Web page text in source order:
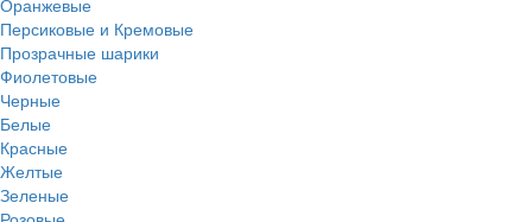
Персиковые и Кремовые
Прозрачные шарики
Фиолетовые
Черные
Белые
Красные
Желтые
Зеленые